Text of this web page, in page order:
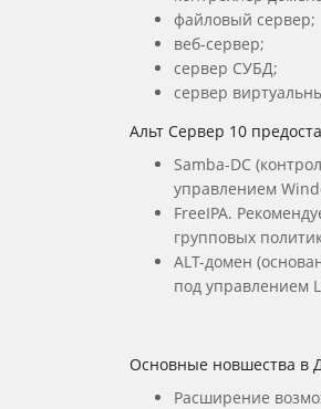
файловый сервер;
веб-сервер;
сервер СУБД;
сервер
Альт Cервер 10
Samba-DC
управлением
FreeIPA.
групповых
ALT-домен
под управлением
Основные новшества в
Расширение